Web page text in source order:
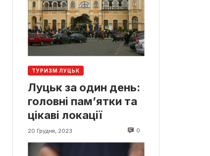
ТУРИЗМ ЛУЦЬК
Луцьк за один день:
головні пам’ятки та
цікаві локації
20 Грудня, 2023 0